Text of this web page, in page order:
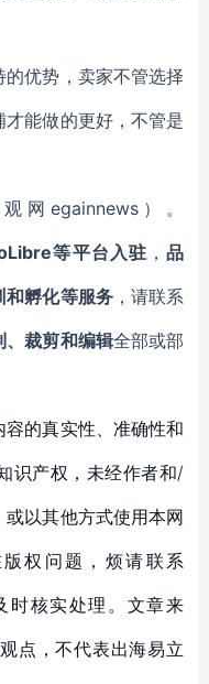
优势，卖家不管选择
能做的更好，不管是
网egainnews）。
等平台入驻 ，品
和孵化等服务，请联系
、裁剪和编辑全部或部
的真实性、准确性和
识产权，未经作者和/
以其他方式使用本网
权问题，烦请联系
时核实处理。文章来
点，不代表出海易立